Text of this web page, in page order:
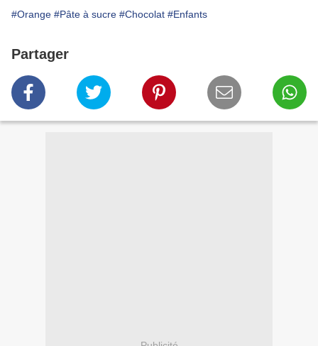
#Orange #Pâte à sucre #Chocolat #Enfants
Partager